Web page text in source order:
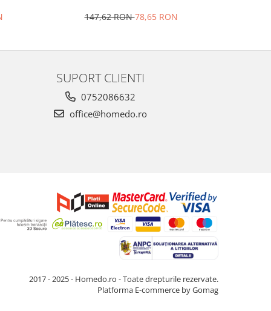
147,62 RON78,65 RON
SUPORT CLIENTI
0752086632
office@homedo.ro
2017 - 2025 - Homedo.ro - Toate drepturile rezervate.
Platforma E-commerce by Gomag